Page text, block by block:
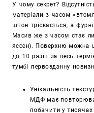
У чому секрет?
матеріали з часом
шпон тріскається, а
Масив же з часом стає
яссен). Поверхню можна
до 10 разів за весь
тумбі первозданну
Унікальність
МДФ має
побачити у